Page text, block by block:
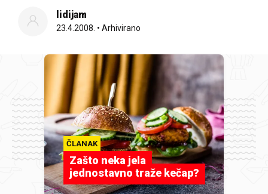
lidijam
23.4.2008. • Arhivirano
ČLANAK
Zašto neka jela
jednostavno traže kečap?